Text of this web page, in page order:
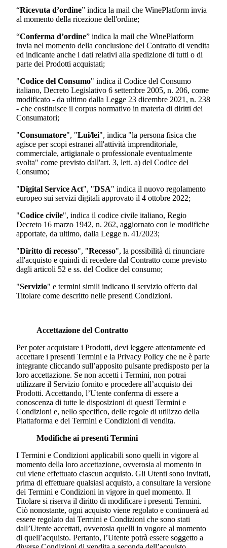
“Ricevuta d’ordine” indica la mail che WinePlatform invia
al momento della ricezione dell'ordine;
“Conferma d’ordine” indica la mail che WinePlatform
invia nel momento della conclusione del Contratto di vendita
ed indicante anche i dati relativi alla spedizione di tutti o di
parte dei Prodotti acquistati;
"Codice del Consumo" indica il Codice del Consumo
italiano, Decreto Legislativo 6 settembre 2005, n. 206, come
modificato - da ultimo dalla Legge 23 dicembre 2021, n. 238
- che costituisce il corpus normativo in materia di diritti dei
Consumatori;
"Consumatore", "Lui/lei", indica "la persona fisica che
agisce per scopi estranei all'attività imprenditoriale,
commerciale, artigianale o professionale eventualmente
svolta" come previsto dall'art. 3, lett. a) del Codice del
Consumo;
"Digital Service Act", "DSA" indica il nuovo regolamento
europeo sui servizi digitali approvato il 4 ottobre 2022;
"Codice civile", indica il codice civile italiano, Regio
Decreto 16 marzo 1942, n. 262, aggiornato con le modifiche
apportate, da ultimo, dalla Legge n. 41/2023;
"Diritto di recesso", "Recesso", la possibilità di rinunciare
all'acquisto e quindi di recedere dal Contratto come previsto
dagli articoli 52 e ss. del Codice del consumo;
"Servizio" e termini simili indicano il servizio offerto dal
Titolare come descritto nelle presenti Condizioni.
Accettazione del Contratto
Per poter acquistare i Prodotti, devi leggere attentamente ed
accettare i presenti Termini e la Privacy Policy che ne è parte
integrante cliccando sull’apposito pulsante predisposto per la
loro accettazione. Se non accetti i Termini, non potrai
utilizzare il Servizio fornito e procedere all’acquisto dei
Prodotti. Accettando, l’Utente conferma di essere a
conoscenza di tutte le disposizioni di questi Termini e
Condizioni e, nello specifico, delle regole di utilizzo della
Piattaforma e dei Termini e Condizioni di vendita.
Modifiche ai presenti Termini
I Termini e Condizioni applicabili sono quelli in vigore al
momento della loro accettazione, ovverosia al momento in
cui viene effettuato ciascun acquisto. Gli Utenti sono invitati,
prima di effettuare qualsiasi acquisto, a consultare la versione
dei Termini e Condizioni in vigore in quel momento. Il
Titolare si riserva il diritto di modificare i presenti Termini.
Ciò nonostante, ogni acquisto viene regolato e continuerà ad
essere regolato dai Termini e Condizioni che sono stati
dall’Utente accettati, ovverosia quelli in vogore al momento
di quell’acquisto. Pertanto, l’Utente potrà essere soggetto a